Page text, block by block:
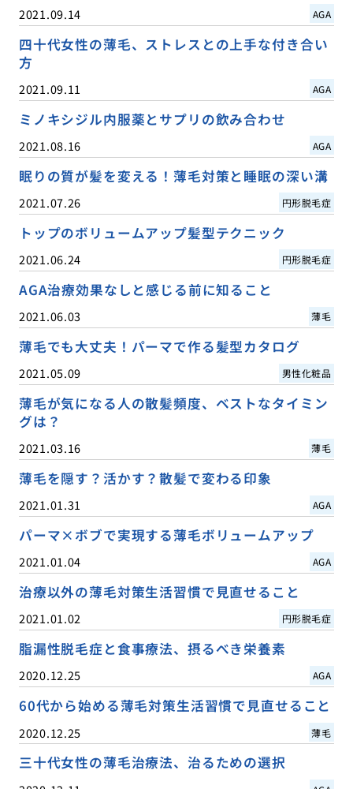
2021.09.14 AGA
四十代女性の薄毛、ストレスとの上手な付き合い
方
2021.09.11 AGA
ミノキシジル内服薬とサプリの飲み合わせ
2021.08.16 AGA
眠りの質が髪を変える！薄毛対策と睡眠の深い溝
2021.07.26 円形脱毛症
トップのボリュームアップ髪型テクニック
2021.06.24 円形脱毛症
AGA治療効果なしと感じる前に知ること
2021.06.03 薄毛
薄毛でも大丈夫！パーマで作る髪型カタログ
2021.05.09 男性化粧品
薄毛が気になる人の散髪頻度、ベストなタイミン
グは？
2021.03.16 薄毛
薄毛を隠す？活かす？散髪で変わる印象
2021.01.31 AGA
パーマ×ボブで実現する薄毛ボリュームアップ
2021.01.04 AGA
治療以外の薄毛対策生活習慣で見直せること
2021.01.02 円形脱毛症
脂漏性脱毛症と食事療法、摂るべき栄養素
2020.12.25 AGA
60代から始める薄毛対策生活習慣で見直せること
2020.12.25 薄毛
三十代女性の薄毛治療法、治るための選択